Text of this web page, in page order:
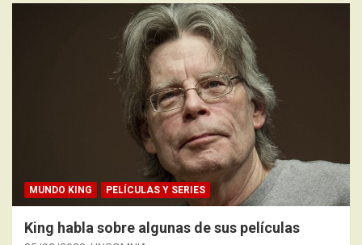
MUNDO KING PELÍCULAS Y SERIES
King habla sobre algunas de sus películas